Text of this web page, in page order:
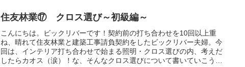
住友林業⑰ クロス選び～初級編～
こんにちは。ビックリバーです！契約前の打ち合わせを10回以上重
ね、晴れて住友林業と建築工事請負契約をしたビックリバー夫婦。今
回は、インテリア打ち合わせで始まる照明・クロス選びの内、考えだ
したらカオス（涙）！な、そんなクロス選びについて書いていこうと